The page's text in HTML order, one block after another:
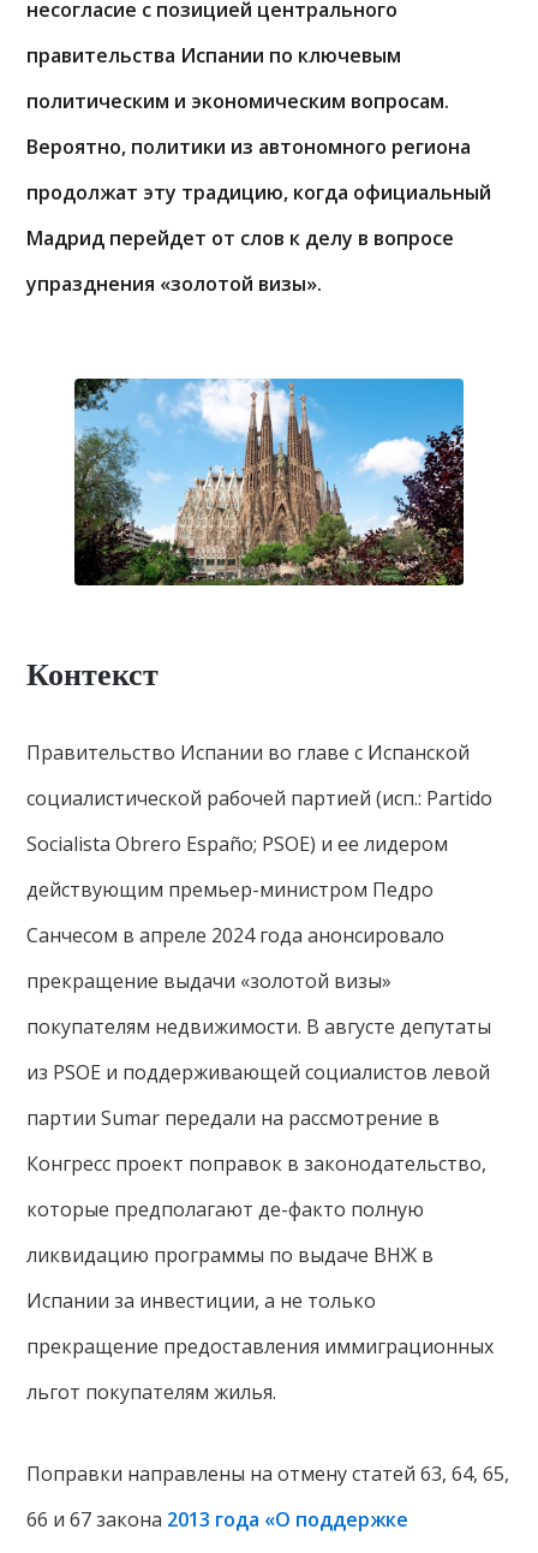
несогласие с позицией центрального
правительства Испании по ключевым
политическим и экономическим вопросам.
Вероятно, политики из автономного региона
продолжат эту традицию, когда официальный
Мадрид перейдет от слов к делу в вопросе
упразднения «золотой визы».
Контекст
Правительство Испании во главе с Испанской
социалистической рабочей партией (исп.: Partido
Socialista Obrero Españo; PSOE) и ее лидером
действующим премьер-министром Педро
Санчесом в апреле 2024 года анонсировало
прекращение выдачи «золотой визы»
покупателям недвижимости. В августе депутаты
из PSOE и поддерживающей социалистов левой
партии Sumar передали на рассмотрение в
Конгресс проект поправок в законодательство,
которые предполагают де-факто полную
ликвидацию программы по выдаче ВНЖ в
Испании за инвестиции, а не только
прекращение предоставления иммиграционных
льгот покупателям жилья.
Поправки направлены ​​на отмену статей 63, 64, 65,
66 и 67 закона 2013 года «О поддержке